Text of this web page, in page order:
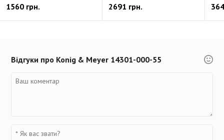
1560 грн. 2691 грн.
Відгуки про Konig & Meyer 14301-000-55